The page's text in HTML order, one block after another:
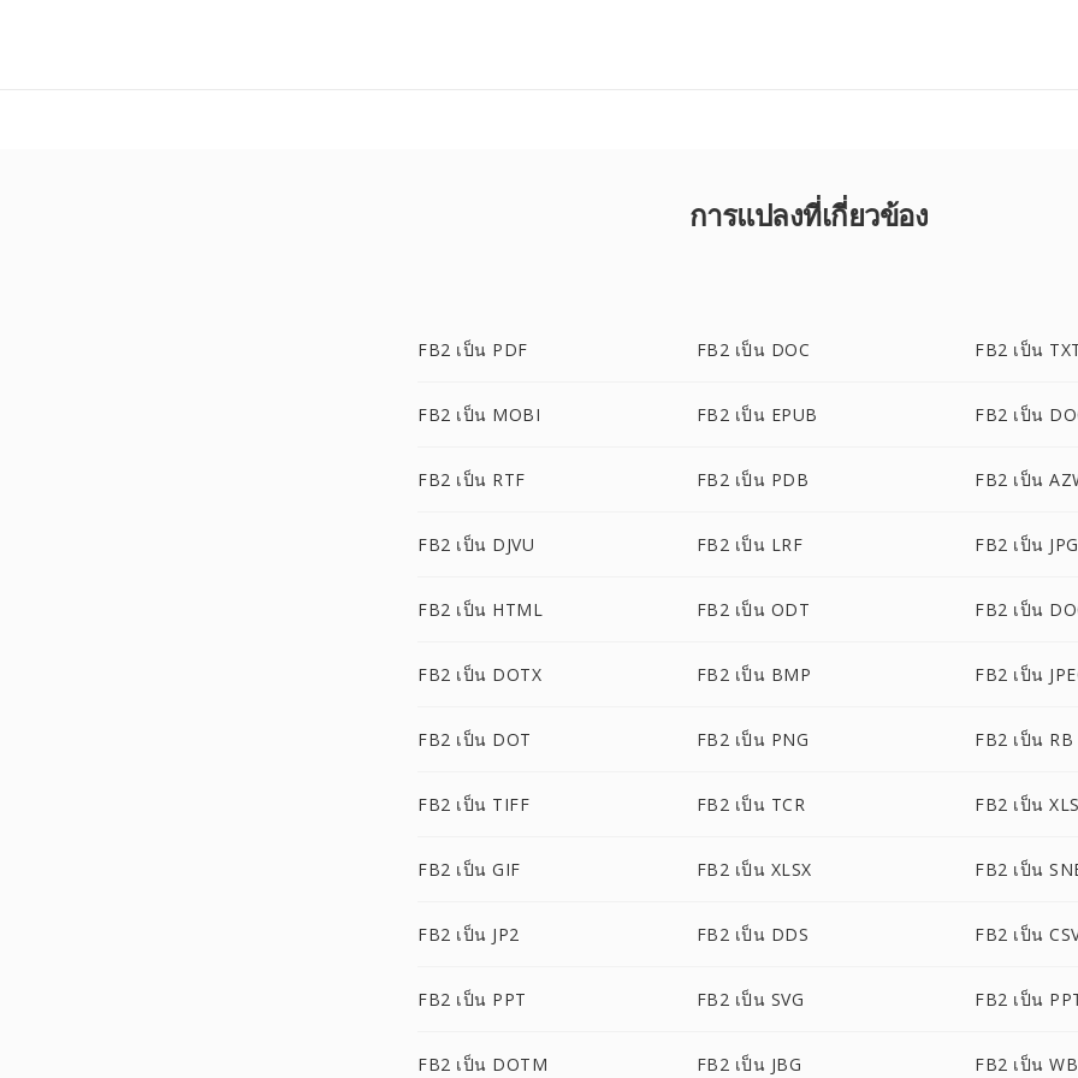
การแปลงที่เกี่ยวข้อง
FB2 เป็น PDF FB2 เป็น DOC FB2 เป็น
FB2 เป็น MOBI FB2 เป็น EPUB FB2 เป็น
FB2 เป็น RTF FB2 เป็น PDB FB2 เป็น
FB2 เป็น DJVU FB2 เป็น LRF FB2 เป็น JPG
FB2 เป็น HTML FB2 เป็น ODT FB2 เป็น
FB2 เป็น DOTX FB2 เป็น BMP FB2 เป็น
FB2 เป็น DOT FB2 เป็น PNG FB2 เป็น RB
FB2 เป็น TIFF FB2 เป็น TCR FB2 เป็น XLS
FB2 เป็น GIF FB2 เป็น XLSX FB2 เป็น
FB2 เป็น JP2 FB2 เป็น DDS FB2 เป็น
FB2 เป็น PPT FB2 เป็น SVG FB2 เป็น
FB2 เป็น DOTM FB2 เป็น JBG FB2 เป็น